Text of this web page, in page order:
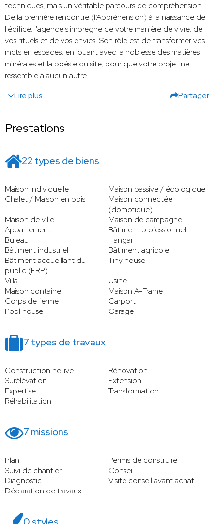
techniques, mais un véritable parcours de compréhension.
De la première rencontre (l’Appréhension) à la naissance de
l'édifice, l'agence s'impregne de votre manière de vivre, de
vos rituels et de vos envies. Son rôle est de transformer vos
mots en espaces, en jouant avec la noblesse des matières
minérales et la poésie du site, pour que votre projet ne
ressemble à aucun autre.
Lire plus
Partager
Prestations
22 types de biens
Maison individuelle
Maison passive / écologique
Chalet / Maison en bois
Maison connectée
(domotique)
Maison de ville
Maison de campagne
Appartement
Bâtiment professionnel
Bureau
Hangar
Bâtiment industriel
Bâtiment agricole
Bâtiment accueillant du
public (ERP)
Tiny house
Villa
Usine
Maison container
Maison A-Frame
Corps de ferme
Carport
Pool house
Garage
7 types de travaux
Construction neuve
Rénovation
Surélévation
Extension
Expertise
Transformation
Réhabilitation
7 missions
Plan
Permis de construire
Suivi de chantier
Conseil
Diagnostic
Visite conseil avant achat
Déclaration de travaux